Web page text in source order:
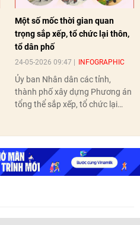
Một số mốc thời gian quan
trọng sắp xếp, tổ chức lại thôn,
tổ dân phố
24-05-2026 09:47 INFOGRAPHIC
Ủy ban Nhân dân các tỉnh,
thành phố xây dựng Phương án
tổng thể sắp xếp, tổ chức lại